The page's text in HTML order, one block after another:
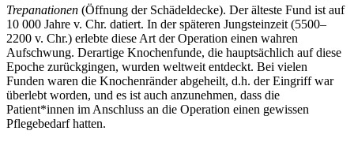
Trepanationen (Öffnung der Schädeldecke). Der älteste Fund ist auf
10 000 Jahre v. Chr. datiert. In der späteren Jungsteinzeit (5500–
2200 v. Chr.) erlebte diese Art der Operation einen wahren
Aufschwung. Derartige Knochenfunde, die hauptsächlich auf diese
Epoche zurückgingen, wurden weltweit entdeckt. Bei vielen
Funden waren die Knochenränder abgeheilt, d.h. der Eingriff war
überlebt worden, und es ist auch anzunehmen, dass die
Patient*innen im Anschluss an die Operation einen gewissen
Pflegebedarf hatten.